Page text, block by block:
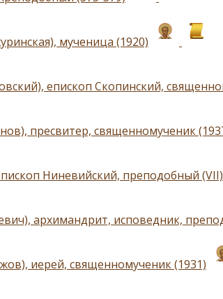
мученица (1920)
епископ Скопинский,
пресвитер, священномученик
Ниневийский, преподобный (VII)
архимандрит, исповедник,
иерей, священномученик (1931)